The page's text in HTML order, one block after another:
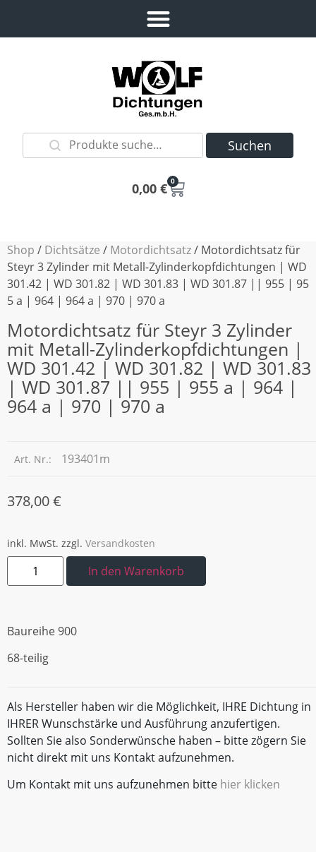
Suchen
0,00 € 0
Shop / Dichtsätze / Motordichtsatz/ Motordichtsatz für
Steyr 3 Zylinder mit Metall-Zylinderkopfdichtungen | WD
301.42 | WD 301.82 | WD 301.83 | WD 301.87 || 955 | 95
5 a | 964 | 964 a | 970 | 970 a
Motordichtsatz für Steyr 3 Zylinder
mit Metall-Zylinderkopfdichtungen |
WD 301.42 | WD 301.82 | WD 301.83
| WD 301.87 || 955 | 955 a | 964 |
964 a | 970 | 970 a
Art. Nr.: 193401m
378,00€
inkl. MwSt. zzgl. Versandkosten
In den Warenkorb
Baureihe 900
68-teilig
Als Hersteller haben wir die Möglichkeit, IHRE Dichtung in
IHRER Wunschstärke und Ausführung anzufertigen.
Sollten Sie also Sonderwünsche haben – bitte zögern Sie
nicht direkt mit uns Kontakt aufzunehmen.
Um Kontakt mit uns aufzunehmen bitte hier klicken